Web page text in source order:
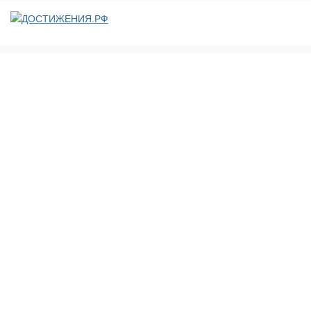
ДОСТИЖЕНИЯ.РФ